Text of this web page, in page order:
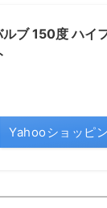
ブ 150度 ハイ
Yahooショッピ